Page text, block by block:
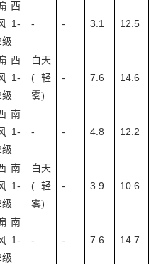
西
1-
级
- - 3.1 12.5
西
1-
级
白天
( 轻
雾)
- 7.6 14.6
南
1-
级
- - 4.8 12.2
南
1-
级
白天
( 轻
雾)
- 3.9 10.6
南
1-
级
- - 7.6 14.7